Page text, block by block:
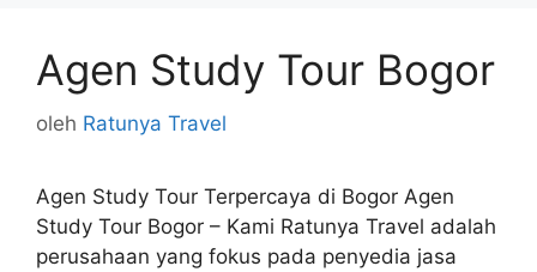
Agen Study Tour Bogor
oleh Ratunya Travel
Agen Study Tour Terpercaya di Bogor Agen
Study Tour Bogor – Kami Ratunya Travel adalah
perusahaan yang fokus pada penyedia jasa